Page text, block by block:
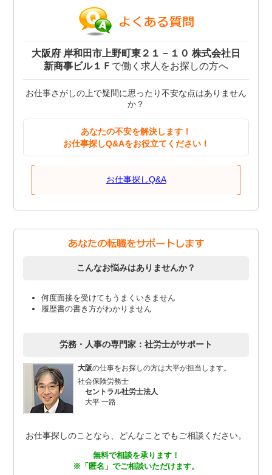
大阪府 岸和田市上野町東２１－１０ 株式会社日
新商事ビル１Ｆ で働く求人をお探しの方へ
お仕事さがしの上で疑問に思ったり不安な点はありません
か？
あなたの不安を解決します！
お仕事探しQ&Aをお役立てください！
お仕事探しQ&A
こんなお悩みはありませんか？
何度面接を受けてもうまくいきません
履歴書の書き方がわかりません
労務・人事の専門家：社労士がサポート
大阪の仕事をお探しの方は大平が担当します。
社会保険労務士
セントラル社労士法人
大平 一路
お仕事探しのことなら、どんなことでもご相談ください。
無料で相談を承ります！
※「匿名」でご相談いただけます。